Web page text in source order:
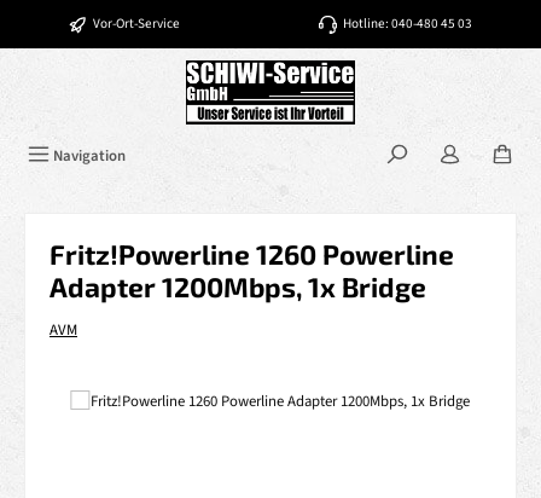
Zum Hauptinhalt springen
Vor-Ort-Service Hotline: 040-480 45 03
Navigation
Fritz!Powerline 1260 Powerline
Adapter 1200Mbps, 1x Bridge
AVM
Bildergalerie überspringen